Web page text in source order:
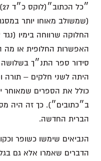
(שמשולב מאוחו יותר
החלוקה שרווחה בימיו
האפשרות החלופית או מה
סידור ספר התנ״ך
היתה לשני חלקים – תורה
כולל את הספרים שמאוחר
ב״כתובים״). כך זה היה
הברית החדשה.
הנביאים שימשו כשופר
הדברים שאמרו אלא גם